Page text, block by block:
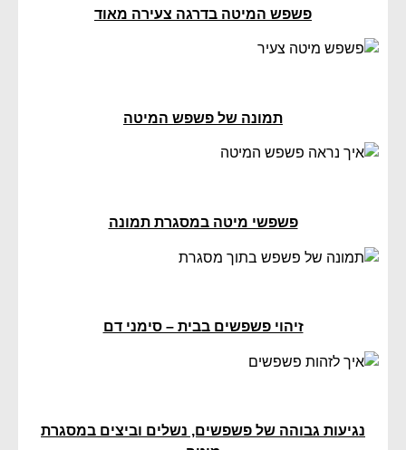
פשפש המיטה בדרגה צעירה מאוד
תמונה של פשפש המיטה
פשפשי מיטה במסגרת תמונה
זיהוי פשפשים בבית – סימני דם
נגיעות גבוהה של פשפשים, נשלים וביצים במסגרת